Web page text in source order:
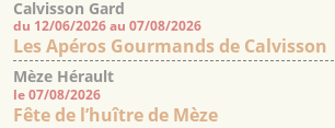
Calvisson Gard
du 12/06/2026 au 07/08/2026
Les Apéros Gourmands de Calvisson
Mèze Hérault
le 07/08/2026
Fête de l’huître de Mèze